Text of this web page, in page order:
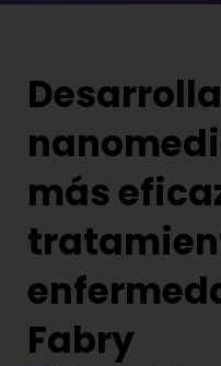
más
Fabry